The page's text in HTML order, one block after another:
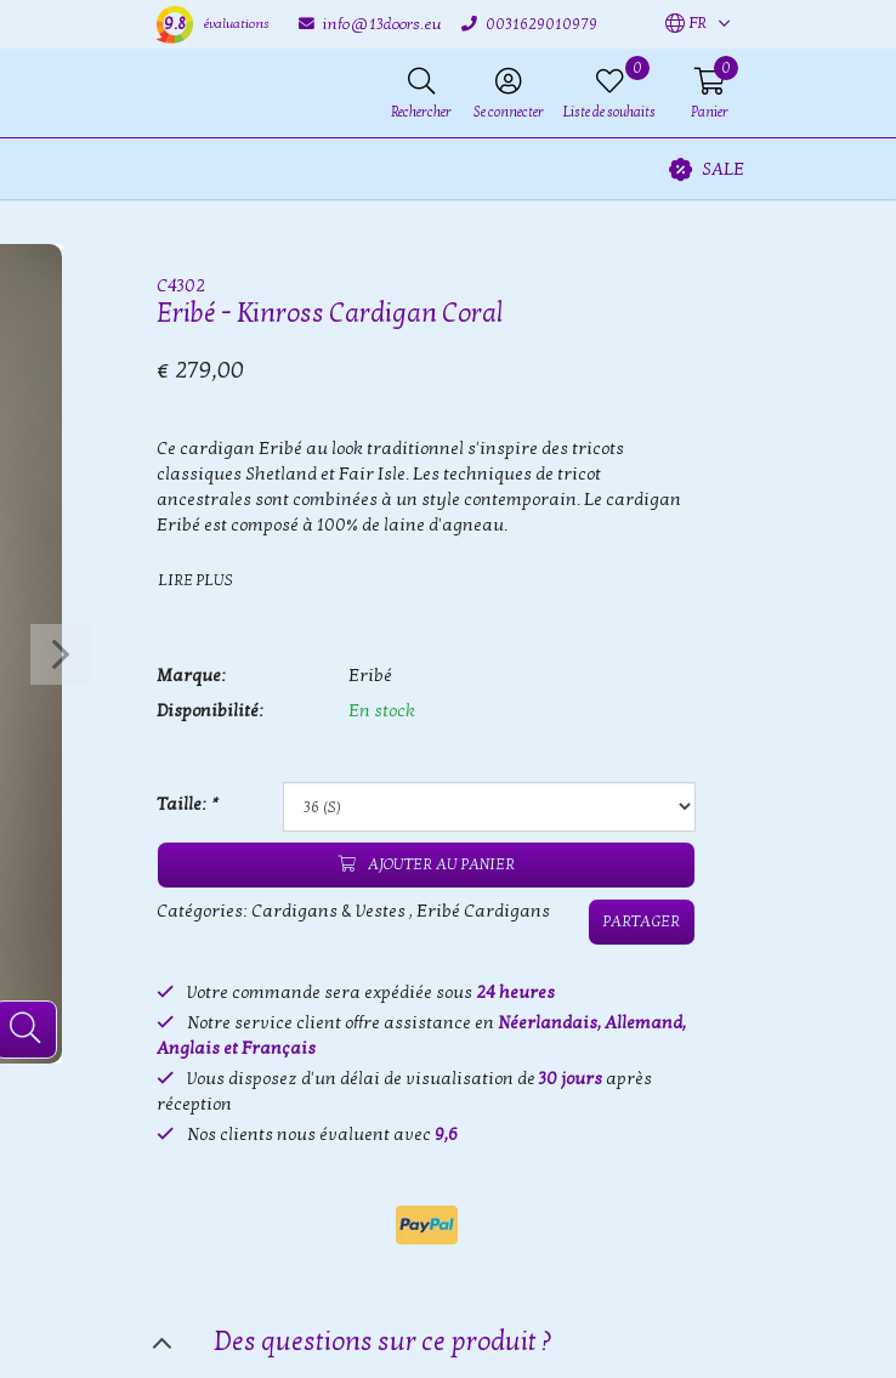
9.8 évaluations info@13doors.eu 0031629010979 FR
Rechercher Se connecter
0
Liste de souhaits
0
Panier
SALE
C4302
Eribé - Kinross Cardigan Coral
€ 279,00
Ce cardigan Eribé au look traditionnel s'inspire des tricots
classiques Shetland et Fair Isle. Les techniques de tricot
ancestrales sont combinées à un style contemporain. Le cardigan
Eribé est composé à 100% de laine d'agneau.
LIRE PLUS
Marque:
Eribé
Disponibilité:
En stock
Taille: *
AJOUTER AU PANIER
Catégories: Cardigans & Vestes, Eribé Cardigans PARTAGER
Votre commande sera expédiée sous24 heures
Notre service client offre assistance en Néerlandais, Allemand,
Anglais et Français
Vous disposez d'un délai de visualisation de30 jours après
réception
Nos clients nous évaluent avec 9,6
Des questions sur ce produit ?